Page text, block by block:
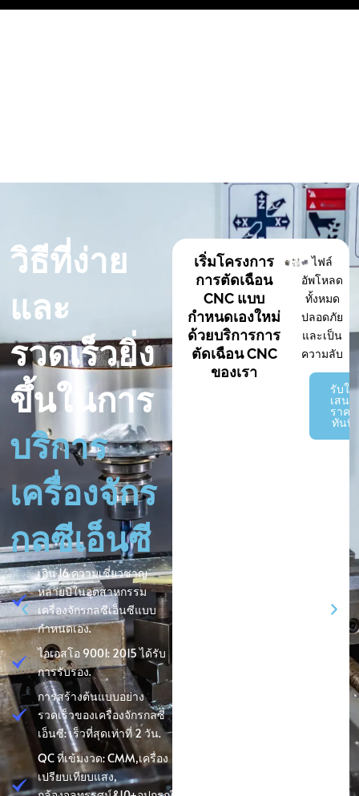
ข้าม
วิธีที่ง่าย
และ
รวดเร็วยิ่ง
ขึ้นในการ
บริการ
เครื่องจักร
กลซีเอ็นซี
เกิน 16 ความเชี่ยวชาญ
หลายปีในอุตสาหกรรม
เครื่องจักรกลซีเอ็นซีแบบ
กำหนดเอง.
ไอเอสโอ 9001: 2015 ได้รับ
การรับรอง.
การสร้างต้นแบบอย่าง
รวดเร็วของเครื่องจักรกลซี
เอ็นซี: เร็วที่สุดเท่าที่ 2 วัน.
QC ที่เข้มงวด: CMM,เครื่อง
เปรียบเทียบแสง,
เริ่มโครงการ
การตัดเฉือน
CNC แบบ
กำหนดเองใหม่
ด้วยบริการการ
ตัดเฉือน CNC
ของเรา
ไฟล์
อัพโหลด
ทั้งหมด
ปลอดภัย
และเป็น
ความลับ
รับใบ
เสนอ
ราคา
ทันที